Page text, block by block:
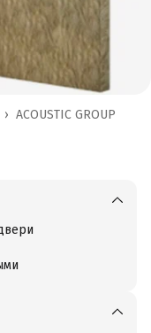
ACOUSTIC GROUP
›